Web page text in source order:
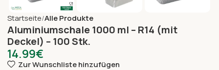
Startseite Alle Produkte
Aluminiumschale 1000 ml – R14 (mit
Deckel) – 100 Stk.
14.99€
Zur Wunschliste hinzufügen